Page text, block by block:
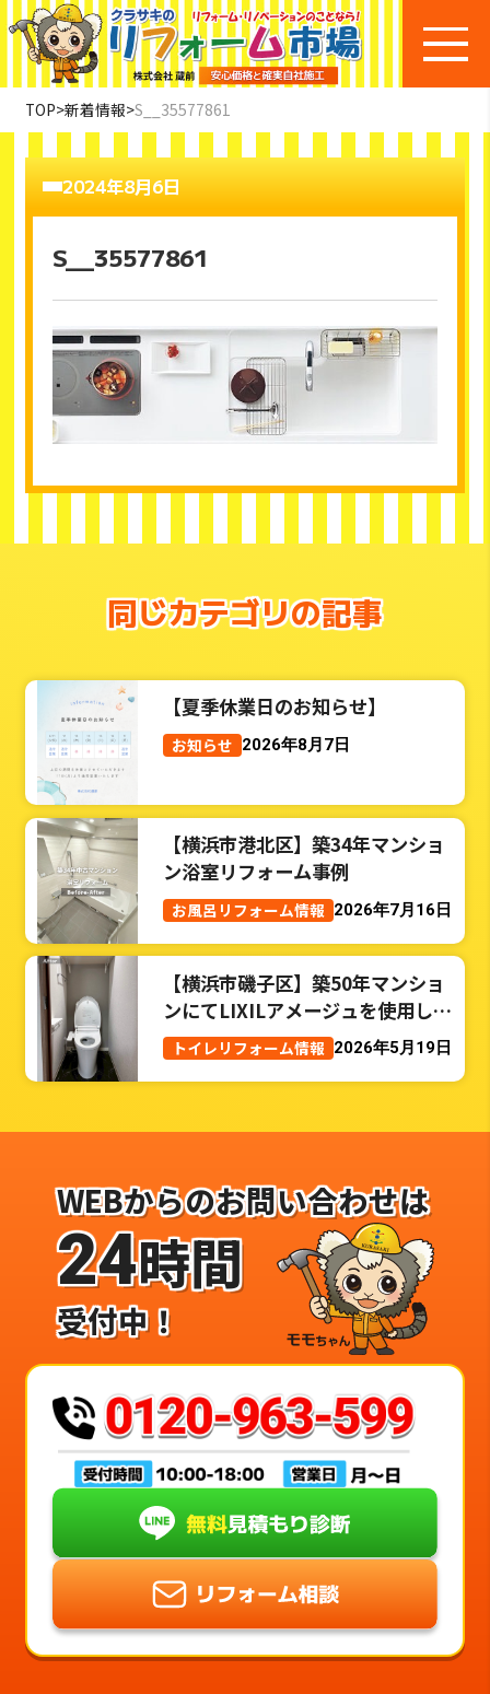
TOP>新着情報>S__35577861
2024年8月6日
S__35577861
同じカテゴリの記事
【夏季休業日のお知らせ】
お知らせ 2026年8月7日
【横浜市港北区】築34年マンショ
ン浴室リフォーム事例
お風呂リフォーム情報 2026年7月16日
【横浜市磯子区】築50年マンショ
ンにてLIXILアメージュを使用した
トイレリフォーム事例
トイレリフォーム情報 2026年5月19日
WEBからのお問い合わせは
24時間
受付中！